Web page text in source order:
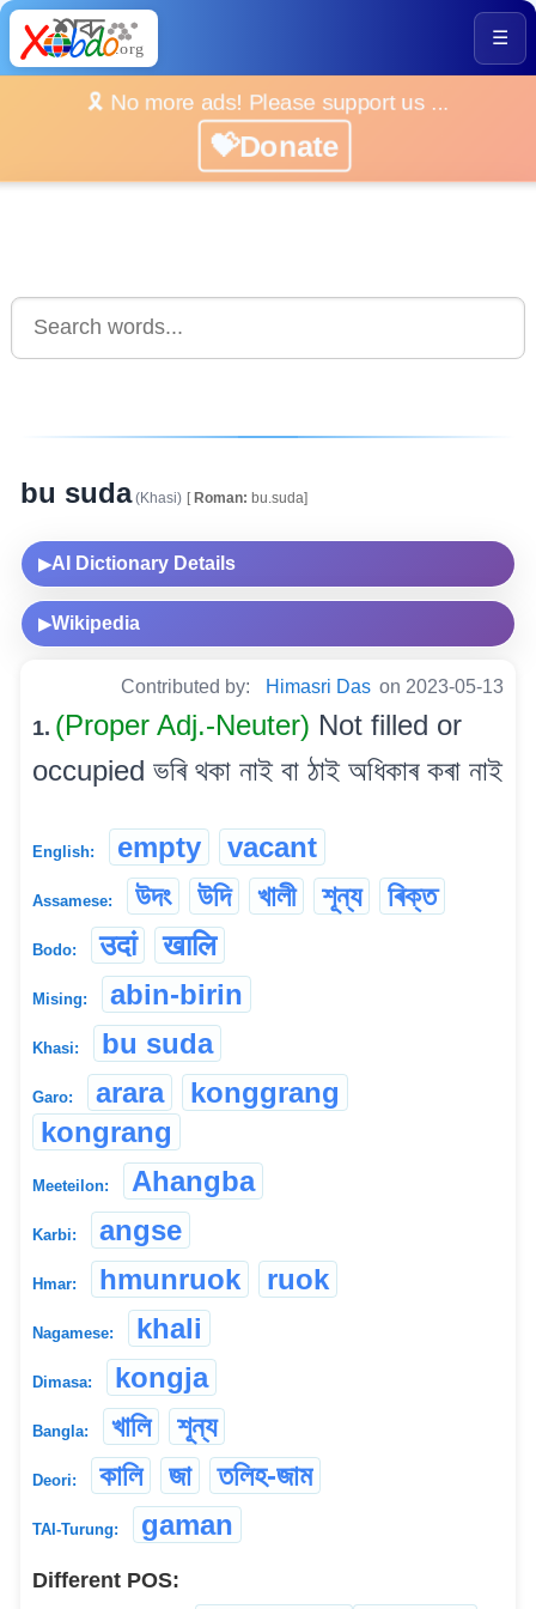
☰
🎗️ No more ads! Please support us ...
💝Donate
bu suda(Khasi) [Roman: bu.suda]
▶AI Dictionary Details
▶Wikipedia
Contributed by: Himasri Das on 2023-05-13
1. (Proper Adj.-Neuter) Not filled or
occupied ভৰি থকা নাই বা ঠাই অধিকাৰ কৰা নাই
English: empty vacant
Assamese: উদং উদি খালী শূন্য ৰিক্ত
Bodo: उदां खालि
Mising: abin-birin
Khasi: bu suda
Garo: arara
konggrang
kongrang
Meeteilon: Ahangba
Karbi: angse
Hmar: hmunruok ruok
Nagamese: khali
Dimasa: kongja
Bangla: খালি শূন্য
Deori: কালি জা তলিহ-জাম
TAI-Turung: gaman
Different POS: